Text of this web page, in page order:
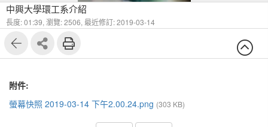
中興大學環工系介紹
長度: 01:39, 瀏覽: 2506, 最近修訂: 2019-03-14
附件:
螢幕快照 2019-03-14 下午2.00.24.png (303 KB)